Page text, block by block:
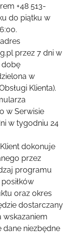
+48 513-
do piątku w
przez 7 dni w
dobę
w
Klienta).
w Serwisie
w tygodniu 24
dokonuje
przez
programu
oraz okres
dostarczany
wskazaniem
dane niezbędne